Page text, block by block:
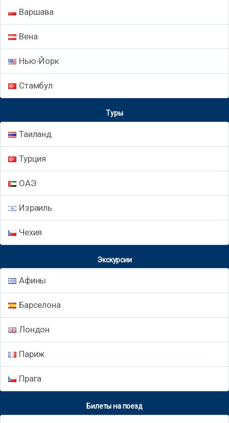
Варшава
Вена
Нью-Йорк
Стамбул
Туры
Таиланд
Турция
ОАЭ
Израиль
Чехия
Экскурсии
Афины
Барселона
Лондон
Париж
Прага
Билеты на поезд